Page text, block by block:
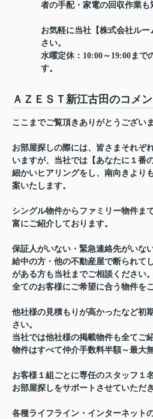
者の手配・家電の回収作業も
お気軽に当社【株式会社ル
さい。
水曜定休：10:00～19:00まで
す。
ＡＺＥＳＴ新江古田のコメ
ここまでご覧頂きありがとうございま
お部屋探しの際には、皆さまそれぞ
いますが、当社では【あなたに１番
細かいヒアリングをし、南向きより
案いたします。
シングル物件からファミリー物件ま
富にご紹介しております。
保証人がいない・緊急連絡先がいな
給中の方・他の不動産屋で断られて
がある方も当社までご相談ください。
全てのお客様にご希望に合う物件を
他社様の見積もりが高かったなど初
さい。
当社では他社様の掲載物件も全てご
物件はすべて仲介手数料半額～最大
お客様１組ごとに専任のスタッフ１
お部屋探しをサポートさせていただき
各種ライフライン・インターネット